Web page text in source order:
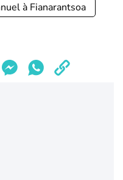
à Fianarantsoa